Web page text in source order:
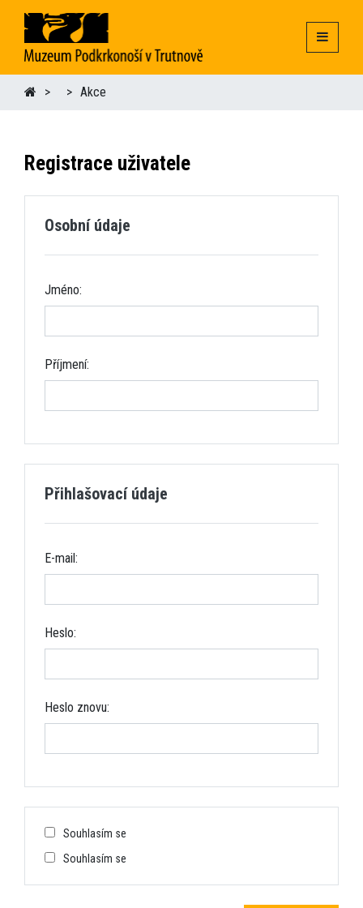
Akce
Registrace uživatele
Osobní údaje
Jméno:
Příjmení:
Přihlašovací údaje
E-mail:
Heslo:
Heslo znovu:
Souhlasím se
Souhlasím se